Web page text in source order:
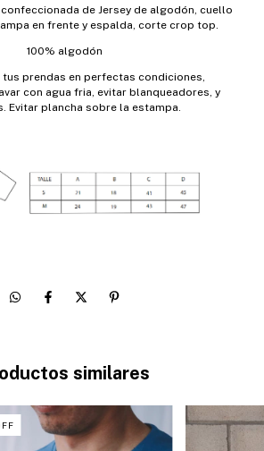
de Jersey de algodón, cuello
en frente y espalda, corte crop top.
100% algodón
tus prendas en perfectas condiciones,
con agua fria, evitar blanqueadores, y
Evitar plancha sobre la estampa.
similares